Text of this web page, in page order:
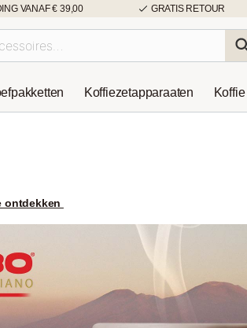
VANAF € 39,00 GRATIS RETOUR
Koffiezetapparaaten
ontdekken